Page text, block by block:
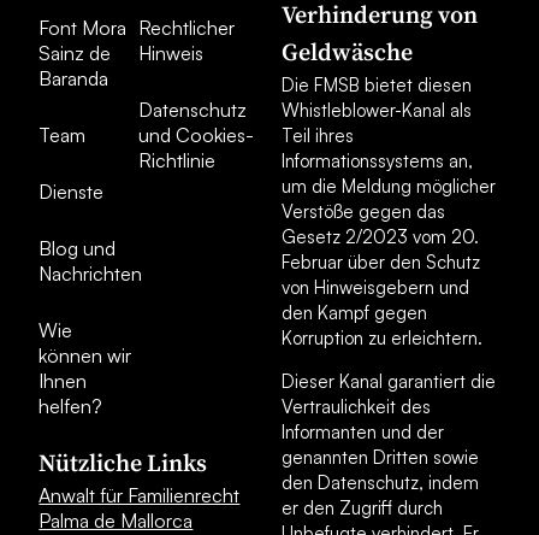
Font Mora
Sainz de
Baranda
Team
Dienste
Blog und
Nachrichten
Wie
können wir
Ihnen
helfen?
Rechtlicher
Hinweis
Datenschutz
und Cookies-
Richtlinie
Nützliche Links
Anwalt für Familienrecht
Palma de Mallorca
Verhinderung von
Geldwäsche
Die FMSB bietet diesen
Whistleblower-Kanal als
Teil ihres
Informationssystems an,
um die Meldung möglicher
Verstöße gegen das
Gesetz 2/2023 vom 20.
Februar über den Schutz
von Hinweisgebern und
den Kampf gegen
Korruption zu erleichtern.
Dieser Kanal garantiert die
Vertraulichkeit des
Informanten und der
genannten Dritten sowie
den Datenschutz, indem
er den Zugriff durch